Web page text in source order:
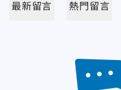
最新留言 熱門留言